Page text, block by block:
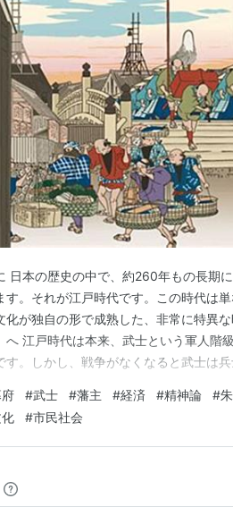
日本の歴史の中で、約260年もの長期
す。それが江戸時代です。この時代は
化が独自の形で成熟した、非常に特異
へ 江戸時代は本来、武士という軍人階
す。しかし、戦争がなくなると武士は
の結果、武士は「兵士」から「官僚」
制 - Wikipedia 権力と経済の分…
#武士 #藩主 #経済 #精神論 #
#市民社会